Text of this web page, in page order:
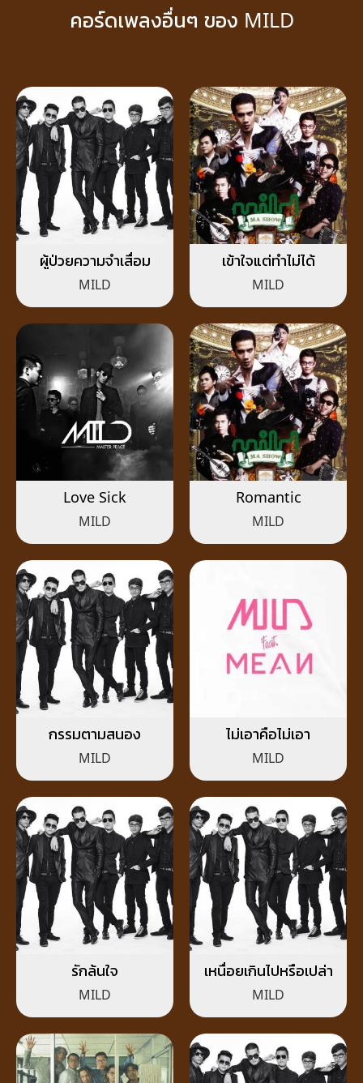
คอร์ดเพลงอื่นๆ ของ MILD
ผู้ป่วยความจำเสื่อม
MILD
เข้าใจแต่ทำไม่ได้
MILD
Love Sick
MILD
Romantic
MILD
กรรมตามสนอง
MILD
ไม่เอาคือไม่เอา
MILD
รักล้นใจ
MILD
เหนื่อยเกินไปหรือเปล่า
MILD